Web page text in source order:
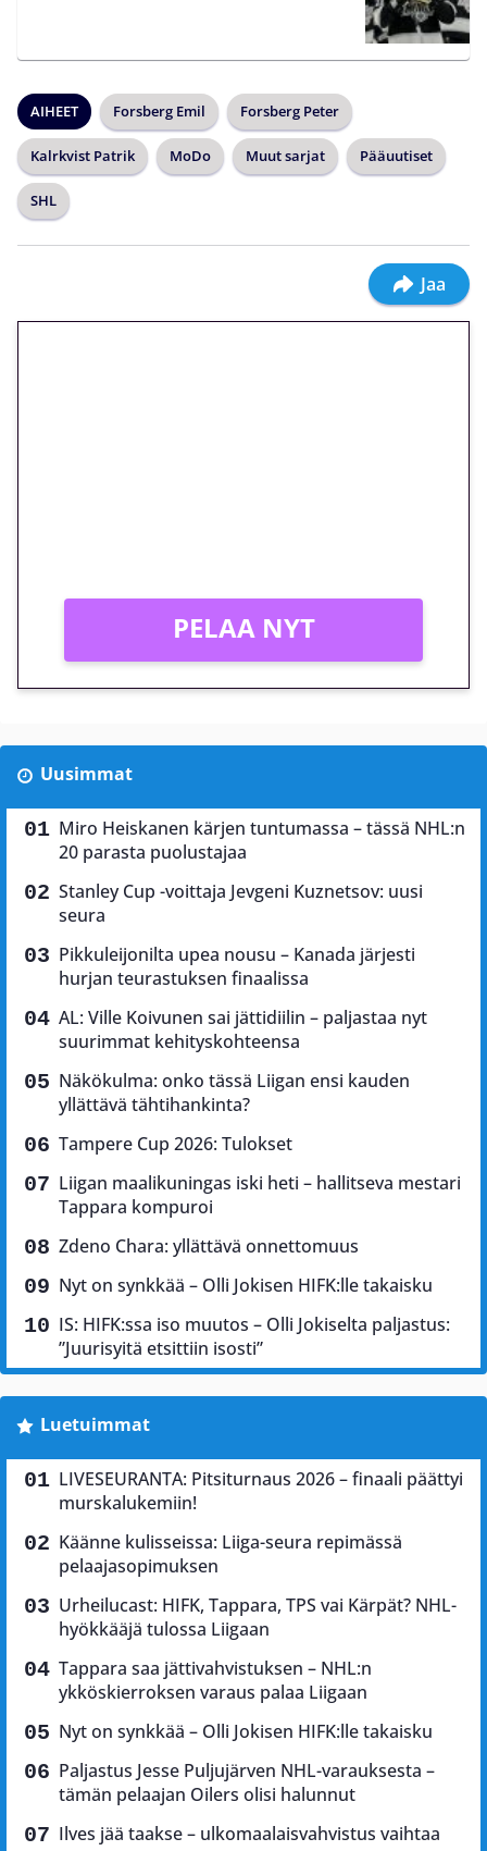
AIHEET Forsberg Emil Forsberg Peter
Kalrkvist Patrik MoDo Muut sarjat Pääuutiset
SHL
Jaa
PELAA NYT
Uusimmat
Miro Heiskanen kärjen tuntumassa – tässä NHL:n
20 parasta puolustajaa
Stanley Cup -voittaja Jevgeni Kuznetsov: uusi
seura
Pikkuleijonilta upea nousu – Kanada järjesti
hurjan teurastuksen finaalissa
AL: Ville Koivunen sai jättidiilin – paljastaa nyt
suurimmat kehityskohteensa
Näkökulma: onko tässä Liigan ensi kauden
yllättävä tähtihankinta?
Tampere Cup 2026: Tulokset
Liigan maalikuningas iski heti – hallitseva mestari
Tappara kompuroi
Zdeno Chara: yllättävä onnettomuus
Nyt on synkkää – Olli Jokisen HIFK:lle takaisku
IS: HIFK:ssa iso muutos – Olli Jokiselta paljastus:
”Juurisyitä etsittiin isosti”
Luetuimmat
LIVESEURANTA: Pitsiturnaus 2026 – finaali päättyi
murskalukemiin!
Käänne kulisseissa: Liiga-seura repimässä
pelaajasopimuksen
Urheilucast: HIFK, Tappara, TPS vai Kärpät? NHL-
hyökkääjä tulossa Liigaan
Tappara saa jättivahvistuksen – NHL:n
ykköskierroksen varaus palaa Liigaan
Nyt on synkkää – Olli Jokisen HIFK:lle takaisku
Paljastus Jesse Puljujärven NHL-varauksesta –
tämän pelaajan Oilers olisi halunnut
Ilves jää taakse – ulkomaalaisvahvistus vaihtaa